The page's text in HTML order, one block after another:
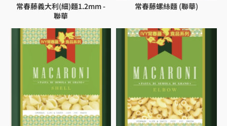
常春藤義大利(細)麵1.2mm -
聯華
常春藤螺絲麵 (聯華)